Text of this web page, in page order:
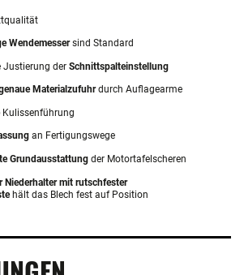
Wendemessersind Standard
Justierung der Schnittspalteinstellung
Materialzufuhrdurch Auflagearme
Kulissenführung
an Fertigungswege
Grundausstattung der Motortafelscheren
Niederhalter mit rutschfester
hält das Blech fest auf Position